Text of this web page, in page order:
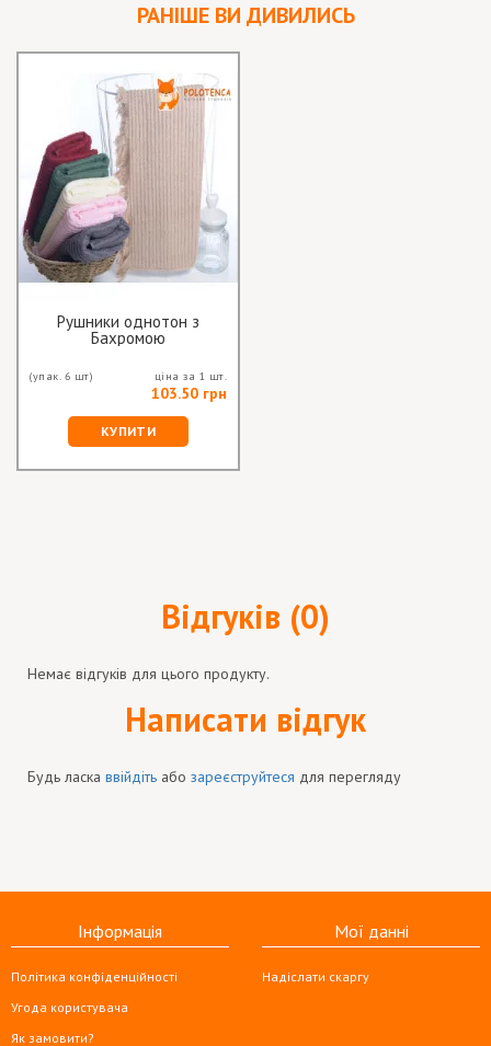
РАНІШЕ ВИ ДИВИЛИСЬ
Рушники однотон з
Бахромою
(упак. 6 шт) ціна за 1 шт.
103.50 грн
КУПИТИ
Відгуків (0)
Немає відгуків для цього продукту.
Написати відгук
Будь ласка ввійдіть або зареєструйтеся для перегляду
Інформація
Політика конфіденційності
Угода користувача
Як замовити?
Мої данні
Надіслати скаргу